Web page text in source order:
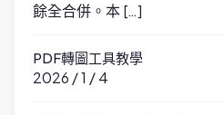
餘全合併。本 […]
PDF轉圖工具教學
2026 / 1 / 4